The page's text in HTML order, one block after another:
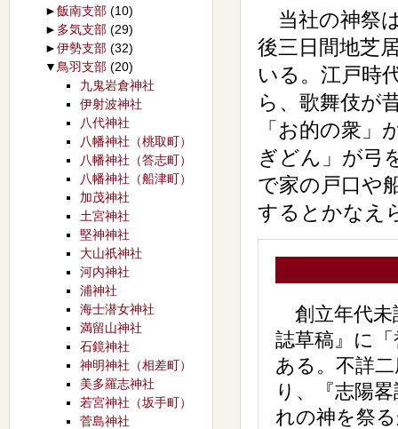
当社の神祭
後三日間地芝
いる。江戸時
ら、歌舞伎が
「お的の衆
ぎどん」が弓
で家の戸口や
するとかなえ
創立年代未
誌草稿』に
ある。不詳
り、『志陽
れの神を祭
►飯南支部 (10)
► 多気支部 (29)
►伊勢支部 (32)
▼ 鳥羽支部 (20)
九鬼岩倉神社
伊射波神社
八代神社
八幡神社（桃取町）
八幡神社（答志町）
八幡神社（船津町）
加茂神社
土宮神社
堅神神社
大山祇神社
河内神社
浦神社
海士潜女神社
満留山神社
石鏡神社
神明神社（相差町）
美多羅志神社
若宮神社（坂手町）
菅島神社